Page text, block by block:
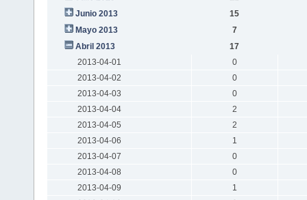
Junio 2013
15
Mayo 2013
7
Abril 2013
17
2013-04-01
0
2013-04-02
0
2013-04-03
0
2013-04-04
2
2013-04-05
2
2013-04-06
1
2013-04-07
0
2013-04-08
0
2013-04-09
1